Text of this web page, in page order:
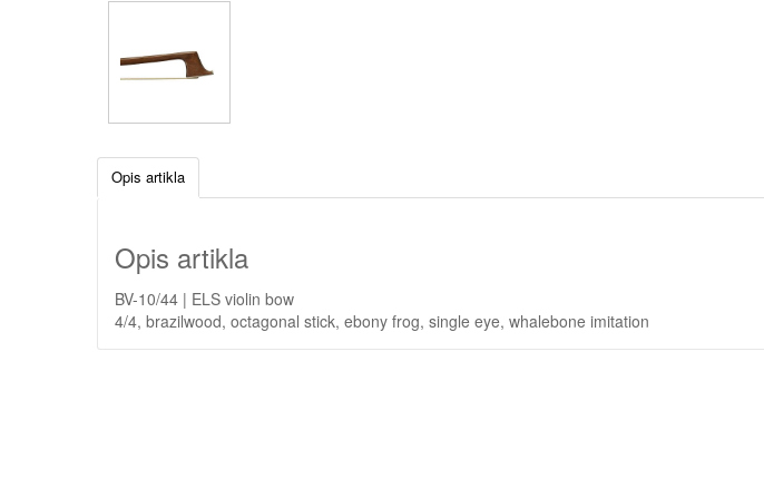
Opis artikla
Opis artikla
BV-10/44 | ELS violin bow
4/4, brazilwood, octagonal stick, ebony frog, single eye, whalebone imitation